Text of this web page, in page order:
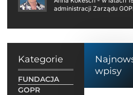
administracji Zarządu
Kategorie
FUNDACJA
GOPR
wpisy